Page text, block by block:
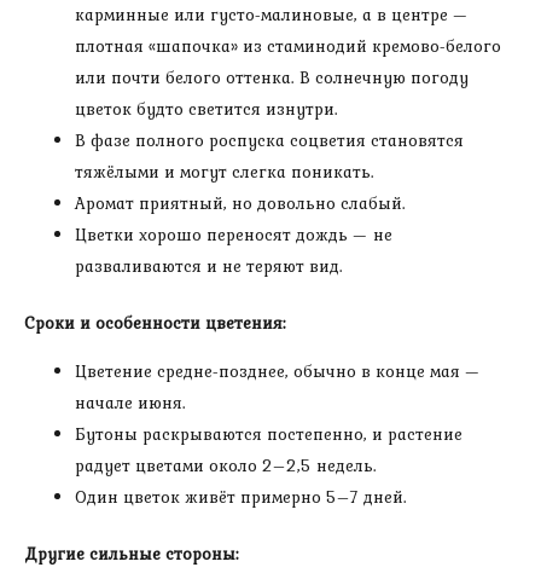
карминные или густо-малиновые, а в центре —
плотная «шапочка» из стаминодий кремово-белого
или почти белого оттенка. В солнечную погоду
цветок будто светится изнутри.
В фазе полного роспуска соцветия становятся
тяжёлыми и могут слегка поникать.
Аромат приятный, но довольно слабый.
Цветки хорошо переносят дождь — не
разваливаются и не теряют вид.
Сроки и особенности цветения:
Цветение средне-позднее, обычно в конце мая —
начале июня.
Бутоны раскрываются постепенно, и растение
радует цветами около 2–2,5 недель.
Один цветок живёт примерно 5–7 дней.
Другие сильные стороны: